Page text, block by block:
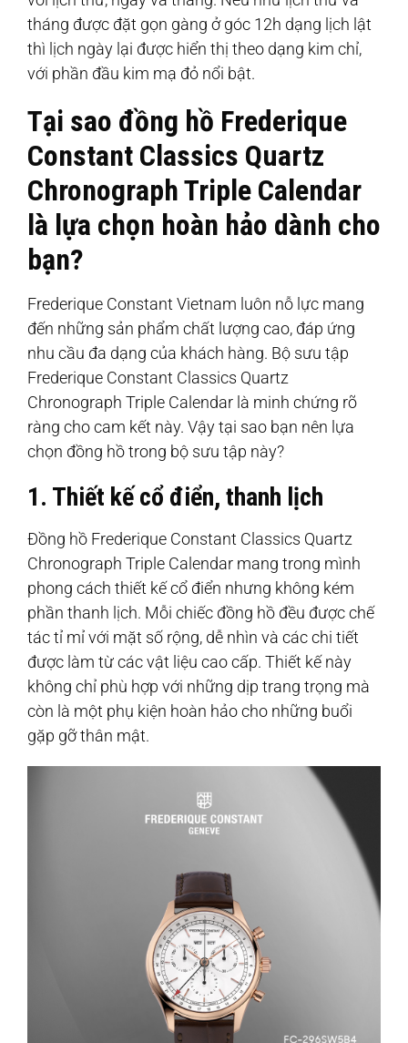
tháng được đặt gọn gàng ở góc 12h dạng lịch lật
thì lịch ngày lại được hiển thị theo dạng kim chỉ,
với phần đầu kim mạ đỏ nổi bật.
Tại sao đồng hồ Frederique
Constant Classics Quartz
Chronograph Triple Calendar
là lựa chọn hoàn hảo dành cho
bạn?
Frederique Constant Vietnam luôn nỗ lực mang
đến những sản phẩm chất lượng cao, đáp ứng
nhu cầu đa dạng của khách hàng. Bộ sưu tập
Frederique Constant Classics Quartz
Chronograph Triple Calendar là minh chứng rõ
ràng cho cam kết này. Vậy tại sao bạn nên lựa
chọn đồng hồ trong bộ sưu tập này?
1. Thiết kế cổ điển, thanh lịch
Đồng hồ Frederique Constant Classics Quartz
Chronograph Triple Calendar mang trong mình
phong cách thiết kế cổ điển nhưng không kém
phần thanh lịch. Mỗi chiếc đồng hồ đều được chế
tác tỉ mỉ với mặt số rộng, dễ nhìn và các chi tiết
được làm từ các vật liệu cao cấp. Thiết kế này
không chỉ phù hợp với những dịp trang trọng mà
còn là một phụ kiện hoàn hảo cho những buổi
gặp gỡ thân mật.